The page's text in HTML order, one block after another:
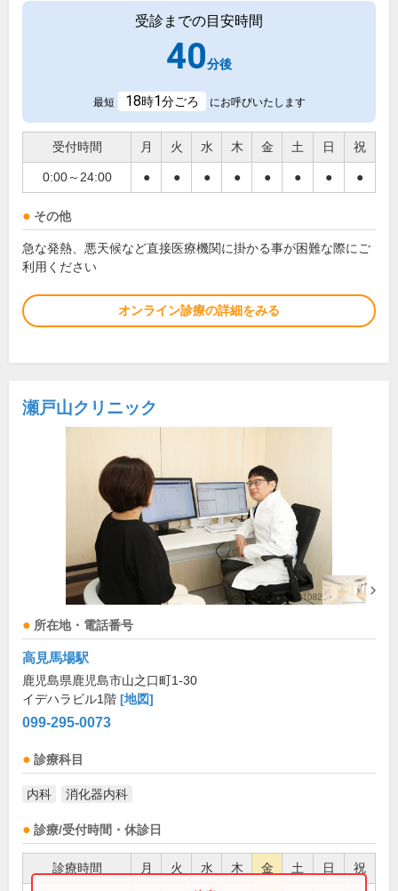
受診までの目安時間
40分後
最短 18時1分ごろ にお呼びいたします
受付時間 月 火 水 木 金 土 日 祝
0:00～24:00 ● ● ● ● ● ● ● ●
その他
急な発熱、悪天候など直接医療機関に掛かる事が困難な際にご
利用ください
オンライン診療の詳細をみる
瀬戸山クリニック
所在地・電話番号
高見馬場駅
鹿児島県鹿児島市山之口町1-30
イデハラビル1階 [地図]
099-295-0073
診療科目
内科 消化器内科
診療/受付時間・休診日
診療時間 月 火 水 木 金 土 日 祝